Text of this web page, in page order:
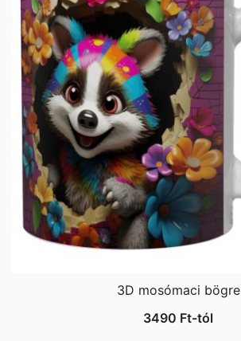
3D mosómaci bögre
3490 Ft-tól